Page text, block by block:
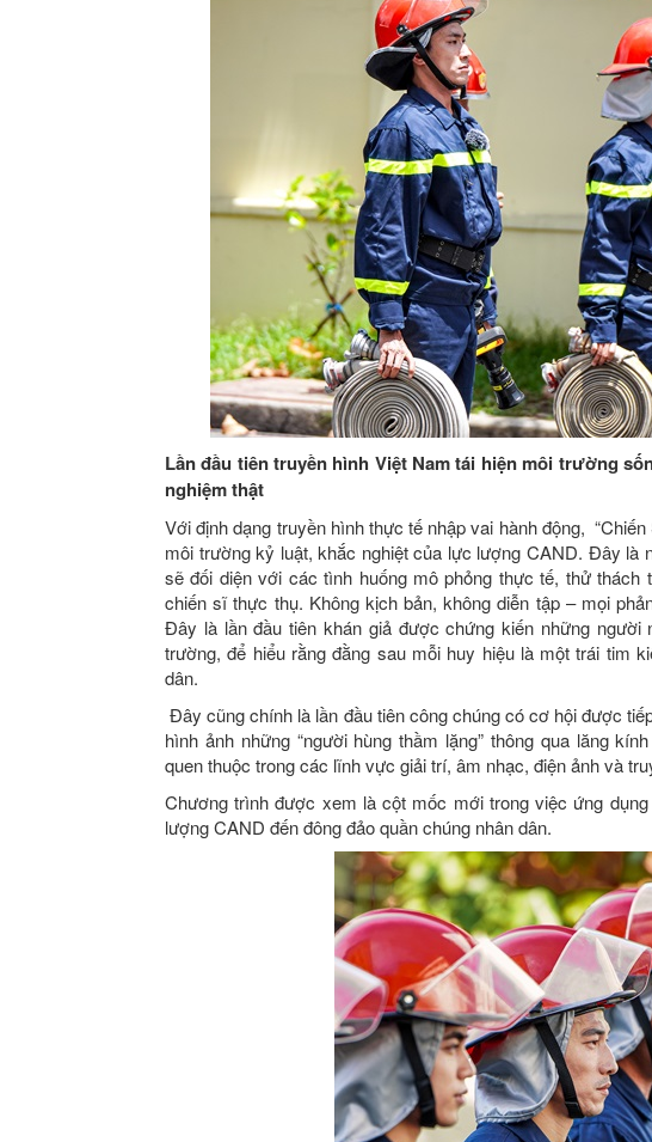
Lần đầu tiên truyền hình Việt Nam tái hiện môi trường
nghiệm thật
Với định dạng truyền hình thực tế nhập vai hành động,
môi trường kỷ luật, khắc nghiệt của lực lượng CAND. Đây là
sẽ đối diện với các tình huống mô phỏng thực tế, thử
chiến sĩ thực thụ. Không kịch bản, không diễn tập – mọi
Đây là lần đầu tiên khán giả được chứng kiến những người
trường, để hiểu rằng đằng sau mỗi huy hiệu là một trái tim
dân.
Đây cũng chính là lần đầu tiên công chúng có cơ hội được
hình ảnh những “người hùng thầm lặng” thông qua lăng
quen thuộc trong các lĩnh vực giải trí, âm nhạc, điện ảnh và
Chương trình được xem là cột mốc mới trong việc ứng
lượng CAND đến đông đảo quần chúng nhân dân.